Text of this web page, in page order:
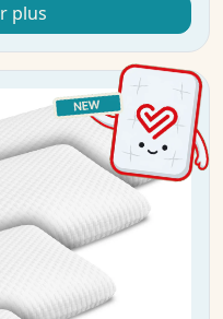
plus